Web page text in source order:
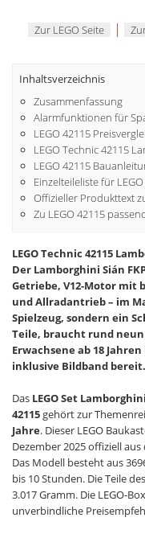
Zur LEGO Seite |
Inhaltsverzeichnis
Zusammenfassung
Alarmfunktionen für
LEGO 42115
LEGO Technic 42115
LEGO 42115
Einzelteileliste für
Offizieller Produkttext
Zu LEGO 42115
LEGO Technic 42115
Der Lamborghini Sián
Getriebe, V12-Motor mit
und Allradantrieb – im
Spielzeug, sondern ein
Teile, braucht rund
Erwachsene ab 18
inklusive Bildband bereit.
Das LEGO Set
42115gehört zur
Jahre. Dieser LEGO
Dezember 2025 offiziell aus
Das Modell besteht aus
bis 10 Stunden. Die Teile
3.017 Gramm. Die LEGO-
unverbindliche